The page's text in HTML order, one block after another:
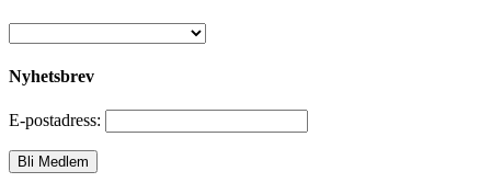
Nyhetsbrev
E-postadress: